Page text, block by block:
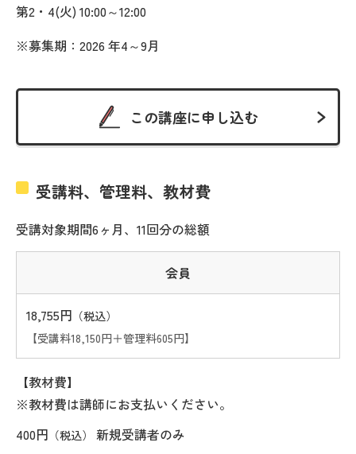
第2・4(火) 10:00～12:00
※募集期：2026 年4～9月
この講座に申し込む
受講料、管理料、教材費
受講対象期間6ヶ月、11回分の総額
会員
18,755円 （税込）
【受講料18,150円＋管理料605円】
【教材費】
※教材費は講師にお支払いください。
400円 （税込） 新規受講者のみ